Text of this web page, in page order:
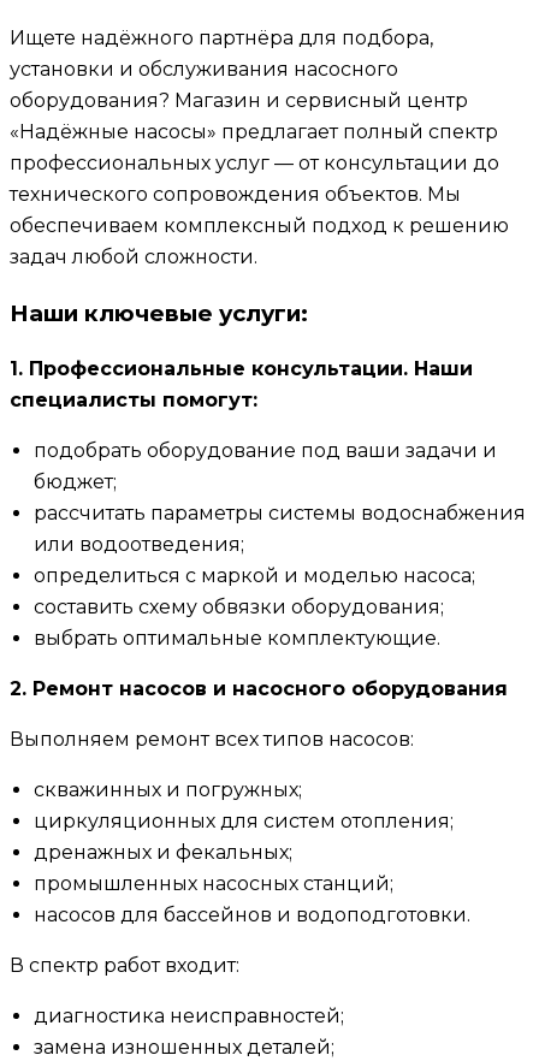
Ищете надёжного партнёра для подбора,
установки и обслуживания насосного
оборудования? Магазин и сервисный центр
«Надёжные насосы» предлагает полный спектр
профессиональных услуг — от консультации до
технического сопровождения объектов. Мы
обеспечиваем комплексный подход к решению
задач любой сложности.
Наши ключевые услуги:
1. Профессиональные консультации. Наши
специалисты помогут:
подобрать оборудование под ваши задачи и
бюджет;
рассчитать параметры системы водоснабжения
или водоотведения;
определиться с маркой и моделью насоса;
составить схему обвязки оборудования;
выбрать оптимальные комплектующие.
2. Ремонт насосов и насосного оборудования
Выполняем ремонт всех типов насосов:
скважинных и погружных;
циркуляционных для систем отопления;
дренажных и фекальных;
промышленных насосных станций;
насосов для бассейнов и водоподготовки.
В спектр работ входит:
диагностика неисправностей;
замена изношенных деталей;